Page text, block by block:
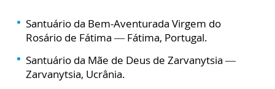
Santuário da Bem-Aventurada Virgem do
Rosário de Fátima — Fátima, Portugal.
Santuário da Mãe de Deus de Zarvanytsia —
Zarvanytsia, Ucrânia.